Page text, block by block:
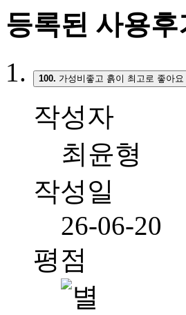
등록된 사용후
100. 가성비좋고 흙이 최고로 좋아요
작성자
최윤형
작성일
26-06-20
평점